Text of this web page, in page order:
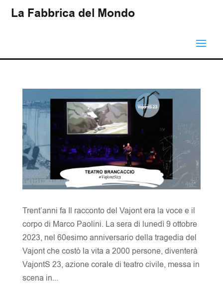
La Fabbrica del Mondo
Trent’anni fa Il racconto del Vajont era la voce e il
corpo di Marco Paolini. La sera di lunedì 9 ottobre
2023, nel 60esimo anniversario della tragedia del
Vajont che costò la vita a 2000 persone, diventerà
VajontS 23, azione corale di teatro civile, messa in
scena in...